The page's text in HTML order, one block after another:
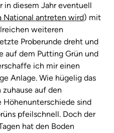
in diesem Jahr eventuell
National antreten wird) mit
weiteren
Proberunde dreht und
auf dem Putting Grün und
ich mir einen
Anlage. Wie hügelig das
auf den
Höhenunterschiede sind
pfeilschnell. Doch der
hat den Boden